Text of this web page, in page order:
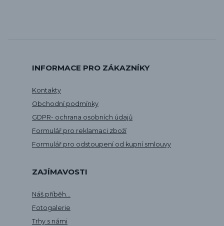
INFORMACE PRO ZÁKAZNÍKY
Kontakty
Obchodní podmínky
GDPR- ochrana osobních údajů
Formulář pro reklamaci zboží
Formulář pro odstoupení od kupní smlouvy
ZAJÍMAVOSTI
Náš příběh...
Fotogalerie
Trhy s námi